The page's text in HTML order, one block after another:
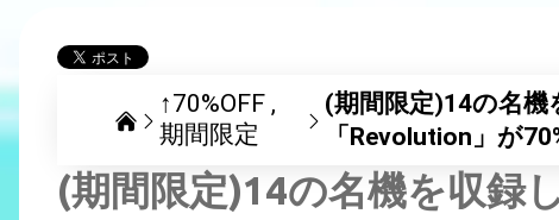
↑70%OFF
期間限定
(期間限定)14の名
「Revolution」が
(期間限定)14の名機を収録